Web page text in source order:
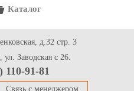
Каталог
д.32 стр. 3
Заводская с 26.
110-91-81
Связь с менеджером